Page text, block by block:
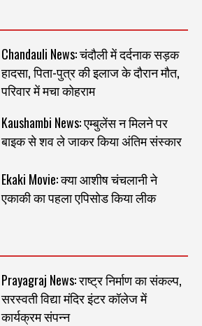
Chandauli News: चंदौली में दर्दनाक सड़क
हादसा, पिता-पुत्र की इलाज के दौरान मौत,
परिवार में मचा कोहराम
Kaushambi News: एम्बुलेंस न मिलने पर
बाइक से शव ले जाकर किया अंतिम संस्कार
Ekaki Movie: क्या आशीष चंचलानी ने
एकाकी का पहला एपिसोड किया लीक
Prayagraj News: राष्ट्र निर्माण का संकल्प,
सरस्वती विद्या मंदिर इंटर कॉलेज में
कार्यक्रम संपन्न